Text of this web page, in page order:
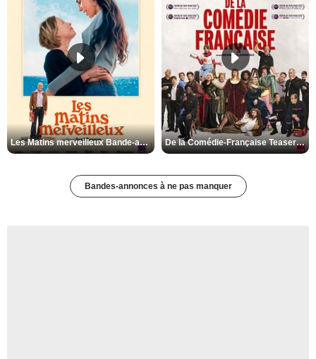
Les Matins merveilleux Bande-annonce VF De la Comédie-Française Teaser VF
Bandes-annonces à ne pas manquer